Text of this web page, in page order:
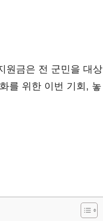
원금은 전 군민을 대상
를 위한 이번 기회, 놓